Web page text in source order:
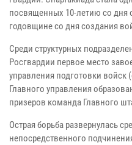
посвященных 10-летию со дня
годовщине со дня создания
Среди структурных
Росгвардии первое место
управления подготовки войск
Главного управления
призеров команда Главного
Острая борьба развернулась
непосредственного